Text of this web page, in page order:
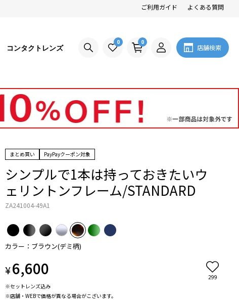
ご利用ガイド よくある質問
コンタクトレンズ
0 0
店舗検索
まとめ買い PayPayクーポン対象
シンプルで1本は持っておきたいウ
ェリントンフレーム/STANDARD
ZA241004-49A1
カラー：ブラウン(デミ柄)
¥6,600 299
※セットレンズ込み
※店舗・WEBで価格が異なる場合がこざいます。